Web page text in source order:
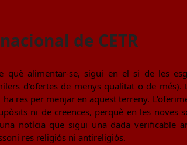
de CETR
què alimentar-se, sigui en el si de les
d'ofertes de menys qualitat o de més).
res per menjar en aquest terreny.
ni de creences, perquè en les noves
notícia que sigui una dada verificable
res religiós ni antireligiós.